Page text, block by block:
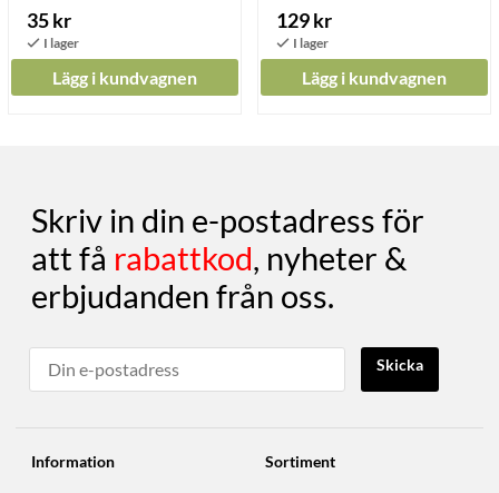
35 kr
Lägg i kundvagnen
129 kr
Lägg i kundvagnen
Skriv in din e-postadress för
att få rabattkod, nyheter &
erbjudanden från oss.
Skicka
Information Sortiment